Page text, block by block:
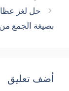
حل لغز
بصيغة الجمع من 7 حروف كلمة السر
أضف تعليق